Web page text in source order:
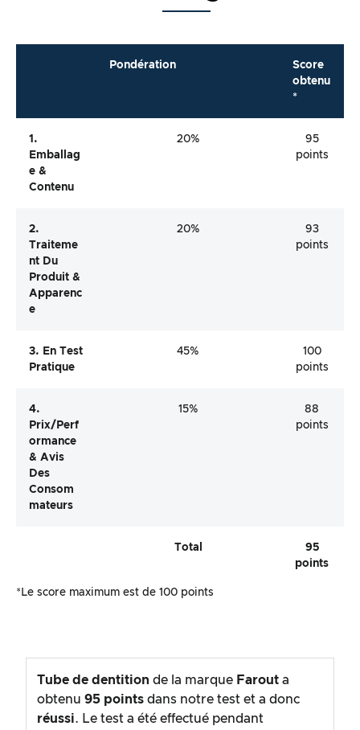
Pondération
Score
obtenu
*
1.
Emballag
E &
Contenu
20%
95
points
2.
Traiteme
Nt Du
Produit &
Apparenc
E
20%
93
points
3. En Test
Pratique
45%
100
points
4.
Prix/perf
Ormance
& Avis
Des
Consom
Mateurs
15%
88
points
Total
95
points
*Le score maximum est de 100 points
Tube de dentition de la marque Farout a
obtenu 95 pointsdans notre test et a donc
réussi. Le test a été effectué pendant